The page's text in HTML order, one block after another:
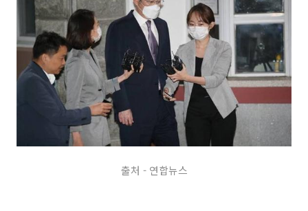
출처 - 연합뉴스